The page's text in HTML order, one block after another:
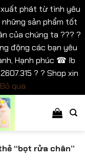
xuất phát từ tình yêu
sản phẩm tốt
của chúng ta ??? ?
động các bạn yêu
Hạnh phúc ☎ Ib
? ? Shop xin
Bỏ qua
“bọt rửa chân”